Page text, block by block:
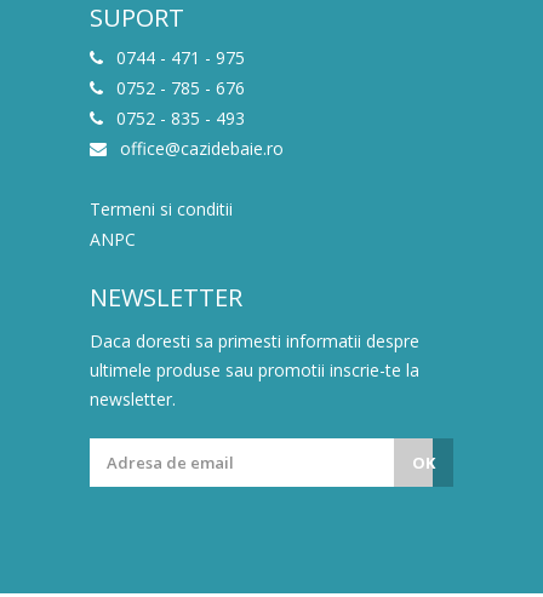
SUPORT
0744 - 471 - 975
0752 - 785 - 676
0752 - 835 - 493
office@cazidebaie.ro
Termeni si conditii
ANPC
NEWSLETTER
Daca doresti sa primesti informatii despre
ultimele produse sau promotii inscrie-te la
newsletter.
OK